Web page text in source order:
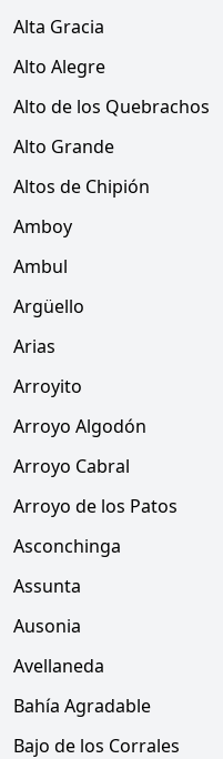
Alta Gracia
Alto Alegre
Alto de los Quebrachos
Alto Grande
Altos de Chipión
Amboy
Ambul
Argüello
Arias
Arroyito
Arroyo Algodón
Arroyo Cabral
Arroyo de los Patos
Asconchinga
Assunta
Ausonia
Avellaneda
Bahía Agradable
Bajo de los Corrales